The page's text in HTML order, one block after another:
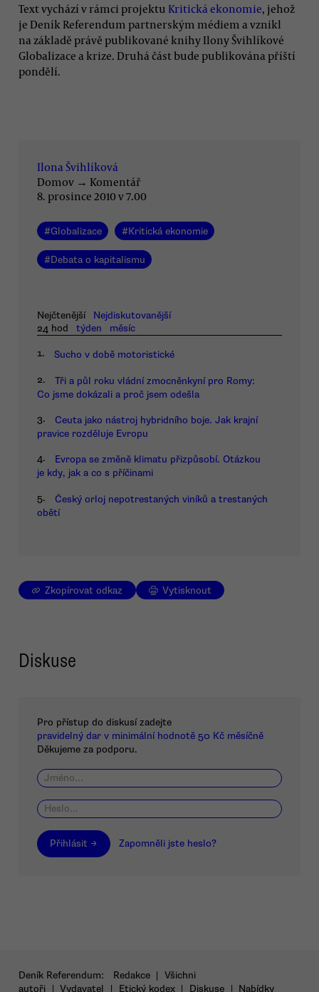
Text vychází v rámci projektu Kritická ekonomie, jehož
je Deník Referendum partnerským médiem a vznikl
na základě právě publikované knihy Ilony Švihlíkové
Globalizace a krize. Druhá část bude publikována příští
pondělí.
Ilona Švihlíková
Domov → Komentář
8. prosince 2010 v 7.00
#Globalizace #Kritická ekonomie
#Debata o kapitalismu
Nejčtenější
Nejdiskutovanější
24 hod
týden měsíc
1. Sucho v době motoristické
2.
Tři a půl roku vládní zmocněnkyní pro Romy:
Co jsme dokázali a proč jsem odešla
3.
Ceuta jako nástroj hybridního boje. Jak krajní
pravice rozděluje Evropu
4.
Evropa se změně klimatu přizpůsobí. Otázkou
je kdy, jak a co s příčinami
5.
Český orloj nepotrestaných viníků a trestaných
obětí
Zkopírovat odkaz Vytisknout
Diskuse
Pro přístup do diskusí zadejte
pravidelný dar v minimální hodnotě 50 Kč měsíčně
Děkujeme za podporu.
Přihlásit → Zapomněli jste heslo?
Deník Referendum: Redakce | Všichni
autoři | Vydavatel | Etický kodex | Diskuse | Nabídky